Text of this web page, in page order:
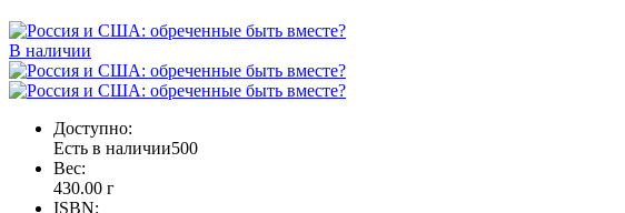
В наличии
Доступно:
Есть в наличии500
Вес:
430.00 г
ISBN: